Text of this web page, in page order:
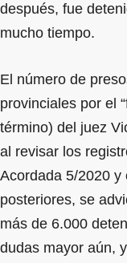
después, fue
mucho tiempo.
El número de
provinciales por el
término) del juez
al revisar los
Acordada 5/2020 y
posteriores, se
más de 6.000
dudas mayor aún,